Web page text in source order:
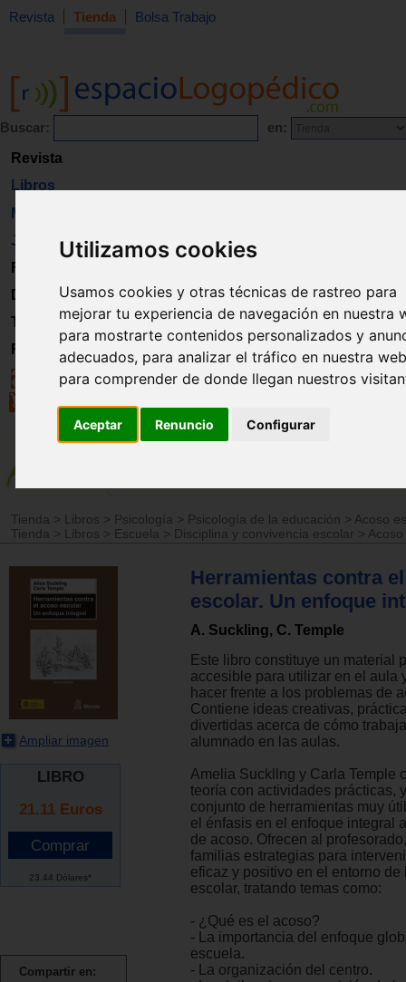
Utilizamos cookies
Usamos cookies y otras técnicas de rastreo para
mejorar tu experiencia de navegación en nuestra
para mostrarte contenidos personalizados y
adecuados, para analizar el tráfico en nuestra
para comprender de donde llegan nuestros
Aceptar Renuncio Configurar
Revista Tienda Bolsa Trabajo
Buscar: en:
Revista
Libros
Material
Juguetes
Formación
Directorio
Trabajo
Registro
Tienda > Libros > Psicología > Psicología de la educación > Acoso
Tienda
> Libros > Escuela > Disciplina y convivencia escolar >
Ampliar imagen
LIBRO
21.11 Euros
23.44 Dólares*
Compartir en:
Herramientas contra
escolar. Un enfoque
A. Suckling, C. Temple
Este libro constituye un material
accesible para utilizar en el aula
hacer frente a los problemas de
Contiene ideas creativas,
divertidas acerca de cómo
alumnado en las aulas.
Amelia Suckllng y Carla Temple
teoría con actividades prácticas,
conjunto de herramientas muy
el énfasis en el enfoque integral
de acoso. Ofrecen al
familias estrategias para
eficaz y positivo en el entorno de
escolar, tratando temas como:
- ¿Qué es el acoso?
- La importancia del enfoque
escuela.
- La organización del centro.